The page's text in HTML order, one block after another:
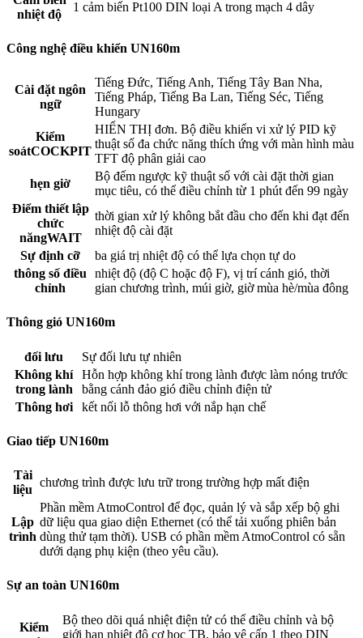
nhiệt độ
1 cảm biến Pt100 DIN loại A trong mạch 4 dây
Công nghệ điều khiển UN160m
Cài đặt ngôn
ngữ
Tiếng Đức, Tiếng Anh, Tiếng Tây Ban Nha,
Tiếng Pháp, Tiếng Ba Lan, Tiếng Séc, Tiếng
Hungary
Kiểm
soátCOCKPIT
HIỂN THỊ đơn. Bộ điều khiển vi xử lý PID kỹ
thuật số đa chức năng thích ứng với màn hình màu
TFT độ phân giải cao
hẹn giờ
Bộ đếm ngược kỹ thuật số với cài đặt thời gian
mục tiêu, có thể điều chỉnh từ 1 phút đến 99 ngày
Điểm thiết lập
chức
năngWAIT
thời gian xử lý không bắt đầu cho đến khi đạt đến
nhiệt độ cài đặt
Sự định cỡ
ba giá trị nhiệt độ có thể lựa chọn tự do
thông số điều
chỉnh
nhiệt độ (độ C hoặc độ F), vị trí cánh gió, thời
gian chương trình, múi giờ, giờ mùa hè/mùa đông
Thông gió UN160m
đối lưu
Sự đối lưu tự nhiên
Không khí
trong lành
Hỗn hợp không khí trong lành được làm nóng trước
bằng cánh đảo gió điều chỉnh điện tử
Thông hơi
kết nối lỗ thông hơi với nắp hạn chế
Giao tiếp UN160m
Tài
liệu
chương trình được lưu trữ trong trường hợp mất điện
Lập
trình
Phần mềm AtmoControl để đọc, quản lý và sắp xếp bộ ghi
dữ liệu qua giao diện Ethernet (có thể tải xuống phiên bản
dùng thử tạm thời). USB có phần mềm AtmoControl có sẵn
dưới dạng phụ kiện (theo yêu cầu).
Sự an toàn UN160m
Kiểm
Bộ theo dõi quá nhiệt điện tử có thể điều chỉnh và bộ
giới hạn nhiệt độ cơ học TB, bảo vệ cấp 1 theo DIN